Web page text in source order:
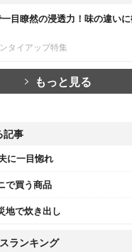
目瞭然の浸透力！味の違い
タイアップ特集
もっと見る
記事
に一目惚れ
で買う商品
地で炊き出し
ランキング